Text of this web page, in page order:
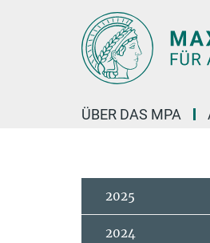
ÜBER DAS MPA
2025
2024